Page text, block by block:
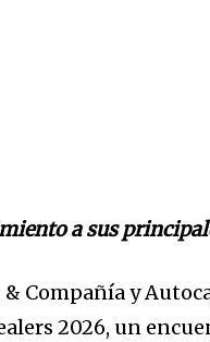
a sus
& Compañía y
2026, un